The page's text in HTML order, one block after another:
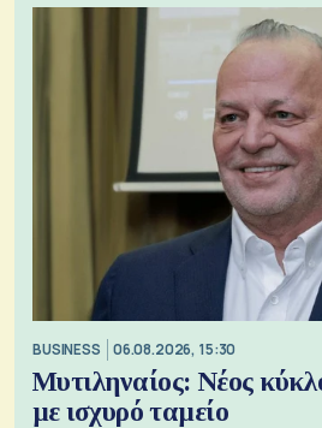
BUSINESS 06.08.2026, 15:30
Μυτιληναίος: Νέος
με ισχυρό ταμείο